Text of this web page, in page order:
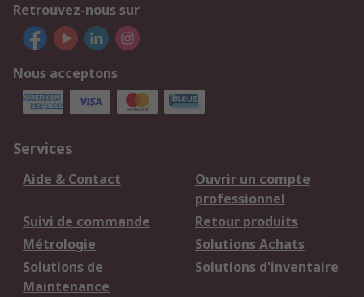
Retrouvez-nous sur
Nous acceptons
Services
Aide & Contact
Ouvrir un compte
professionnel
Suivi de commande
Retour produits
Métrologie
Solutions Achats
Solutions de
Maintenance
Solutions d'inventaire